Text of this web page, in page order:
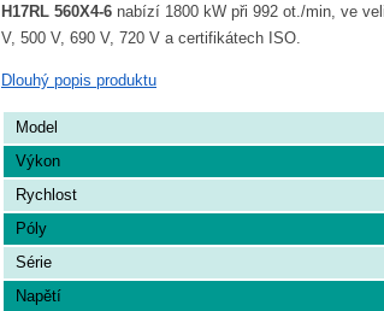
H17RL 560X4-6 nabízí 1800 kW při 992 ot./min, ve
V, 500 V, 690 V, 720 V a certifikátech ISO.
Dlouhý popis produktu
Model
Výkon
Rychlost
Póly
Série
Napětí